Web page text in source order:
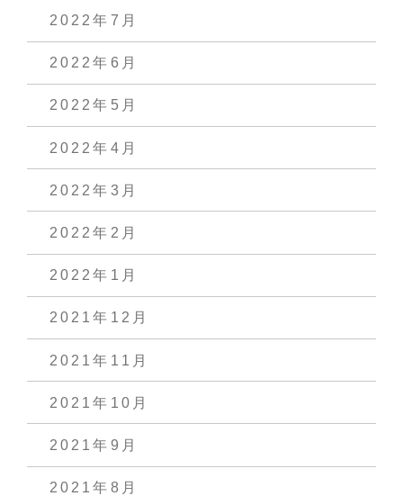
2022年7月
2022年6月
2022年5月
2022年4月
2022年3月
2022年2月
2022年1月
2021年12月
2021年11月
2021年10月
2021年9月
2021年8月